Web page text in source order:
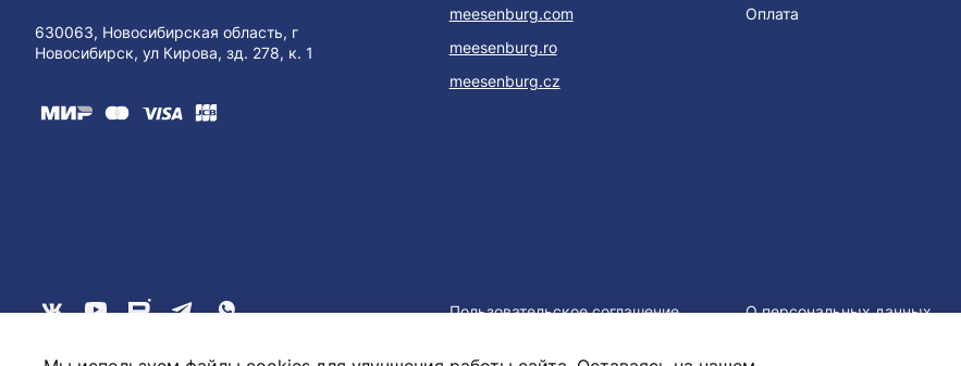
630063, Новосибирская область, г
Новосибирск, ул Кирова, зд. 278, к. 1
meesenburg.com
meesenburg.ro
meesenburg.cz
Оплата
Пользовательское соглашение О персональных данных